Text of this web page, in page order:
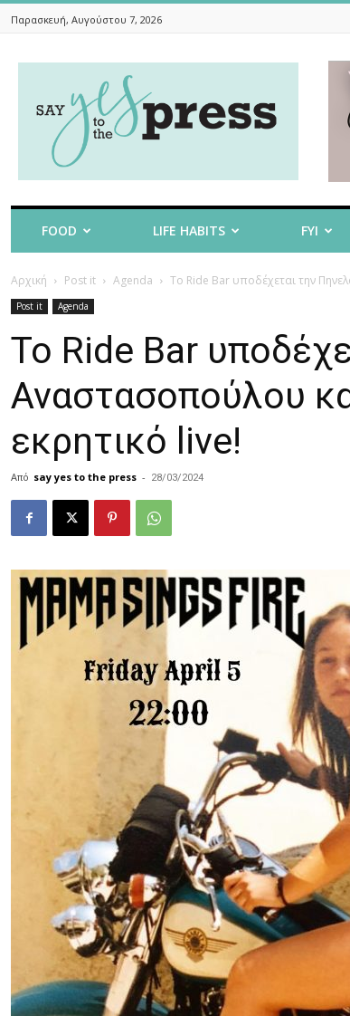
Παρασκευή, Αυγούστου 7, 2026
To
The
FOOD LIFE HABITS FYI
Αρχική Post it Agenda Το Ride Bar υποδέχεται την
Post it Agenda
Το Ride Bar
Αναστασοπούλου
εκρητικό live!
Από say yes to the press - 28/03/2024